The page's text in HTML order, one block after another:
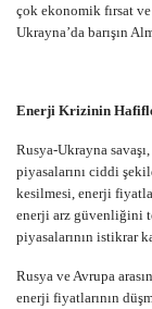
çok ekonomik fırsat
Ukrayna’da barışın
Enerji Krizinin
Rusya-Ukrayna
piyasalarını ciddi
kesilmesi, enerji
enerji arz güvenliğini
piyasalarının istikrar
Rusya ve Avrupa
enerji fiyatlarının